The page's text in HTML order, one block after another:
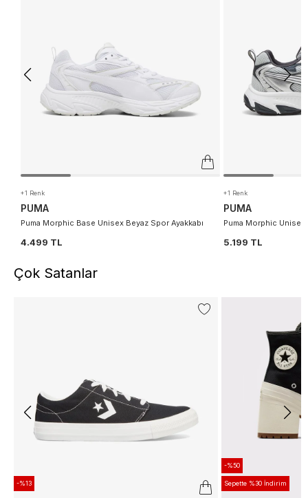
+1 Renk
PUMA
Puma Morphic Base Unisex Beyaz Spor Ayakkabı
4.499 TL
+1 Renk
PUMA
Puma Morphic Unisex
5.199 TL
Çok Satanlar
-%13
-%50
Sepette %30 İndirim